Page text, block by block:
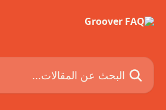
البحث عن المقالات...